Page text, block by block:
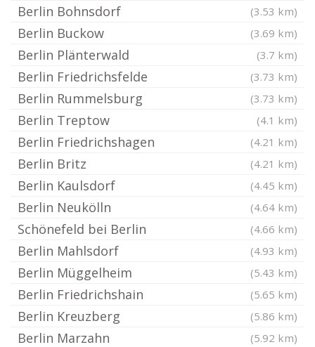
Berlin Bohnsdorf (3.53 km)
Berlin Buckow (3.69 km)
Berlin Plänterwald (3.7 km)
Berlin Friedrichsfelde (3.73 km)
Berlin Rummelsburg (3.73 km)
Berlin Treptow (4.1 km)
Berlin Friedrichshagen (4.21 km)
Berlin Britz (4.21 km)
Berlin Kaulsdorf (4.45 km)
Berlin Neukölln (4.64 km)
Schönefeld bei Berlin (4.66 km)
Berlin Mahlsdorf (4.93 km)
Berlin Müggelheim (5.43 km)
Berlin Friedrichshain (5.65 km)
Berlin Kreuzberg (5.86 km)
Berlin Marzahn (5.92 km)